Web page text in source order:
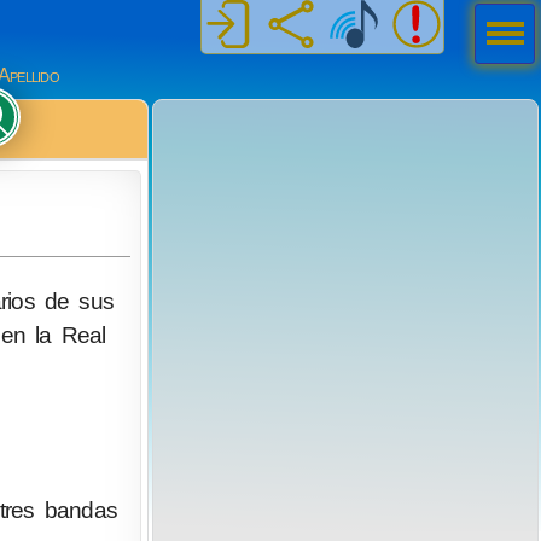
de sus
la Real
bandas
Men
ú